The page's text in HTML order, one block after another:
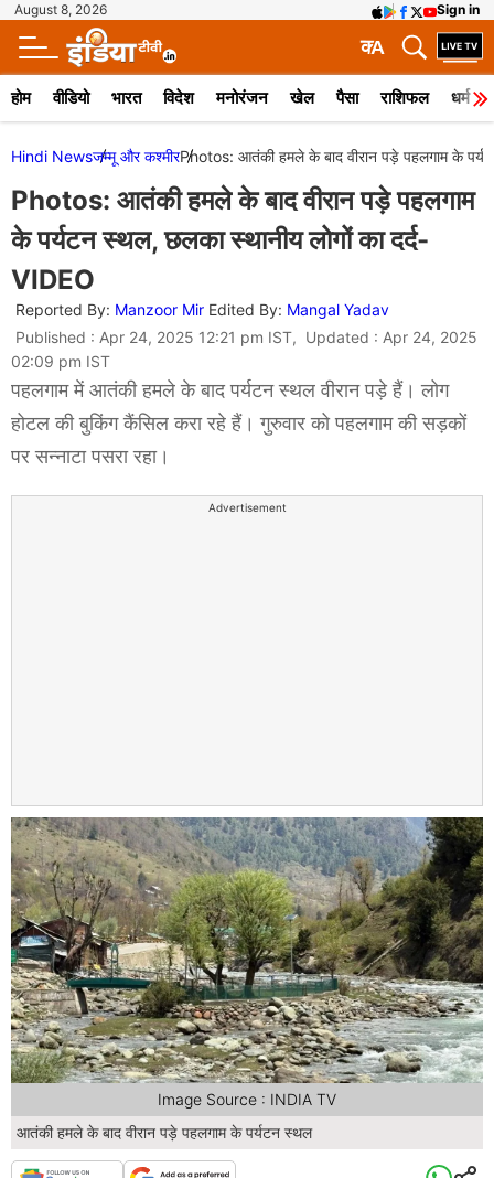
August 8, 2026 Sign in
A
क
होम वीडियो भारत विदेश मनोरंजन खेल पैसा राशिफल धर्म
Hindi Newsजम्मू और कश्मीरPhotos: आतंकी हमले के बाद वीरान पड़े पहलगाम के
Photos: आतंकी हमले के बाद वीरान पड़े पहलगाम
के पर्यटन स्थल, छलका स्थानीय लोगों का दर्द-
VIDEO
Reported By: Manzoor Mir Edited By: Mangal Yadav
Published : Apr 24, 2025 12:21 pm IST, Updated : Apr 24, 2025
02:09 pm IST
पहलगाम में आतंकी हमले के बाद पर्यटन स्थल वीरान पड़े हैं। लोग
होटल की बुकिंग कैंसिल करा रहे हैं। गुरुवार को पहलगाम की सड़कों
पर सन्नाटा पसरा रहा।
Advertisement
आतंकी हमले के बाद वीरान पड़े पहलगाम के पर्यटन स्थल
Image Source : INDIA TV